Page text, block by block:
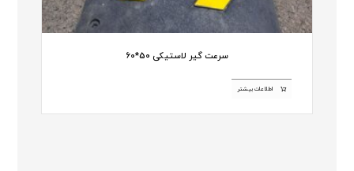
سرعت گیر لاستیکی 50*60
اطلاعات بیشتر